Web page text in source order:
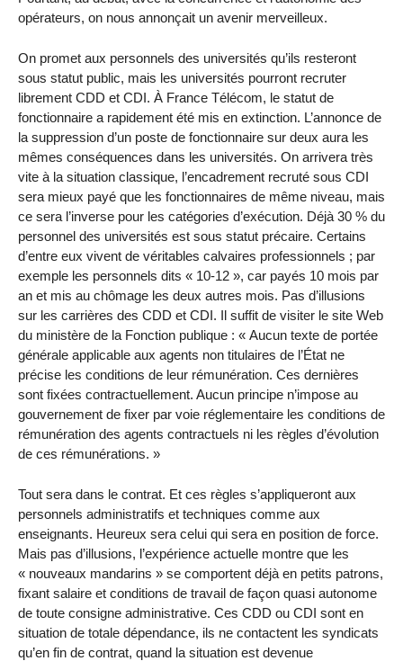
opérateurs, on nous annonçait un avenir merveilleux.
On promet aux personnels des universités qu’ils resteront
sous statut public, mais les universités pourront recruter
librement CDD et CDI. À France Télécom, le statut de
fonctionnaire a rapidement été mis en extinction. L’annonce de
la suppression d’un poste de fonctionnaire sur deux aura les
mêmes conséquences dans les universités. On arrivera très
vite à la situation classique, l’encadrement recruté sous CDI
sera mieux payé que les fonctionnaires de même niveau, mais
ce sera l’inverse pour les catégories d’exécution. Déjà 30 % du
personnel des universités est sous statut précaire. Certains
d’entre eux vivent de véritables calvaires professionnels ; par
exemple les personnels dits « 10-12 », car payés 10 mois par
an et mis au chômage les deux autres mois. Pas d’illusions
sur les carrières des CDD et CDI. Il suffit de visiter le site Web
du ministère de la Fonction publique : « Aucun texte de portée
générale applicable aux agents non titulaires de l’État ne
précise les conditions de leur rémunération. Ces dernières
sont fixées contractuellement. Aucun principe n’impose au
gouvernement de fixer par voie réglementaire les conditions de
rémunération des agents contractuels ni les règles d’évolution
de ces rémunérations. »
Tout sera dans le contrat. Et ces règles s’appliqueront aux
personnels administratifs et techniques comme aux
enseignants. Heureux sera celui qui sera en position de force.
Mais pas d’illusions, l’expérience actuelle montre que les
« nouveaux mandarins » se comportent déjà en petits patrons,
fixant salaire et conditions de travail de façon quasi autonome
de toute consigne administrative. Ces CDD ou CDI sont en
situation de totale dépendance, ils ne contactent les syndicats
qu’en fin de contrat, quand la situation est devenue